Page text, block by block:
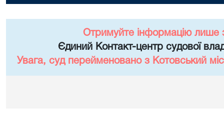
Отримуйте інформацію лише
Єдиний Контакт-центр судової
Увага, суд перейменовано з Котовський